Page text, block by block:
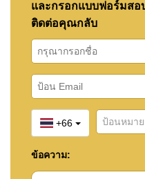
และกรอกแบบฟอร์มสอ
ติดต่อคุณกลับ
+66
ข้อความ: